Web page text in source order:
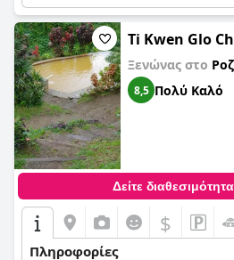
Ti Kwen Glo
Ξενώνας στο
8,5 Πολύ Καλό
Δείτε διαθεσιμότητα
$
Πληροφορίες